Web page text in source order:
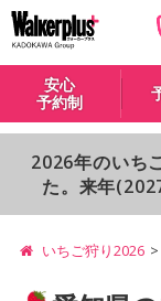
安心
予約制
2026年のいち
た。来年
いちご狩り2026